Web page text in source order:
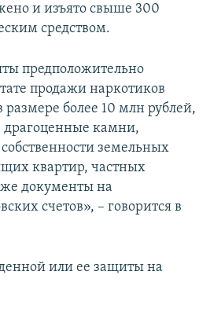
и изъято свыше 300
средством.
предположительно
продажи наркотиков
более 10 млн рублей,
камни,
земельных
квартир, частных
документы на
счетов», – говорится в
или ее защиты на